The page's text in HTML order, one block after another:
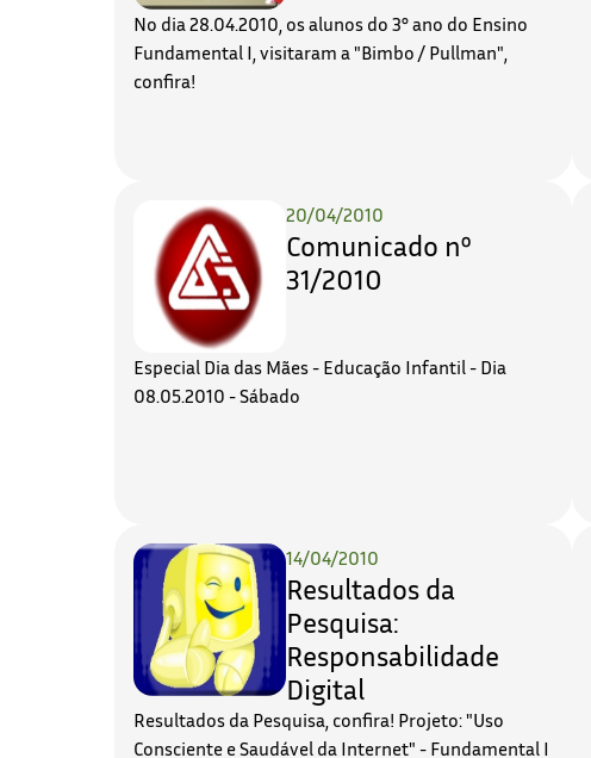
No dia 28.04.2010, os alunos do 3° ano do Ensino
Fundamental I, visitaram a "Bimbo / Pullman",
confira!
20/04/2010
Comunicado nº
31/2010
Especial Dia das Mães - Educação Infantil - Dia
08.05.2010 - Sábado
14/04/2010
Resultados da
Pesquisa:
Responsabilidade
Digital
Resultados da Pesquisa, confira! Projeto: "Uso
Consciente e Saudável da Internet" - Fundamental I